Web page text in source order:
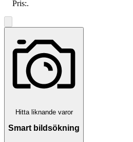
Pris:.
Hitta liknande varor
Smart bildsökning